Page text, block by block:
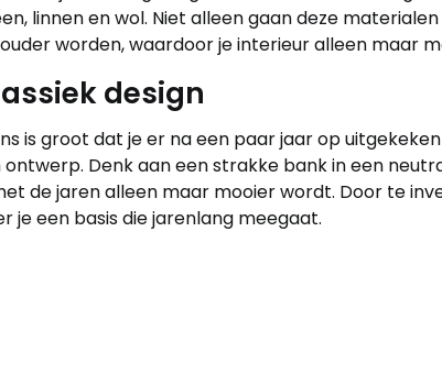
linnen en wol. Niet alleen gaan deze
worden, waardoor je interieur alleen maar
design
is groot dat je er na een paar jaar op
Denk aan een strakke bank in een
de jaren alleen maar mooier wordt. Door te
je een basis die jarenlang meegaat.